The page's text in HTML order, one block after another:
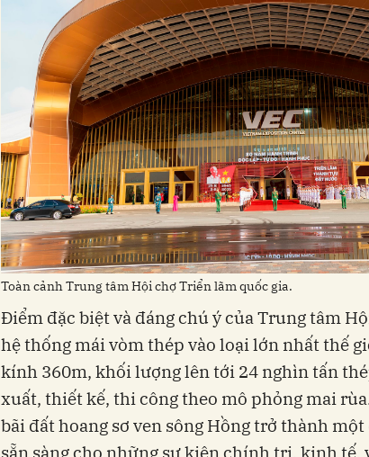
Toàn cảnh Trung tâm Hội chợ Triển lãm quốc gia.
Điểm đặc biệt và đáng chú ý của Trung tâm
hệ thống mái vòm thép vào loại lớn nhất thế
kính 360m, khối lượng lên tới 24 nghìn tấn
xuất, thiết kế, thi công theo mô phỏng mai
bãi đất hoang sơ ven sông Hồng trở thành